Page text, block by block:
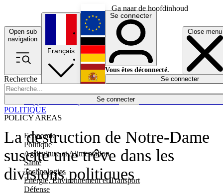
Ga naar de hoofdinhoud
Open sub
navigation
Close menu
Recherche
Se connecter
POLICY AREAS
Economie
Politique
Agriculture et Alimentation
Santé
Technologies
Energie, Environnement et Transport
Défense
Économie
Français
English
Deutsch
Español
Se connecter
Vous êtes déconnecté.
Se connecter
La destruction de Notre-Dame
suscite une trêve dans les
divisions politiques
POLITIQUE